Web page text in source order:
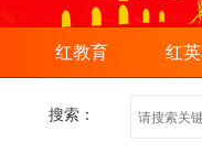
红教育 红
搜索：